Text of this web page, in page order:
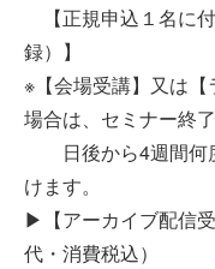
【正規申込１名に
録）】
※【会場受講】又は
場合は、セミナー終
日後から4週間何
けます。
▶︎【アーカイブ配信
代・消費税込）